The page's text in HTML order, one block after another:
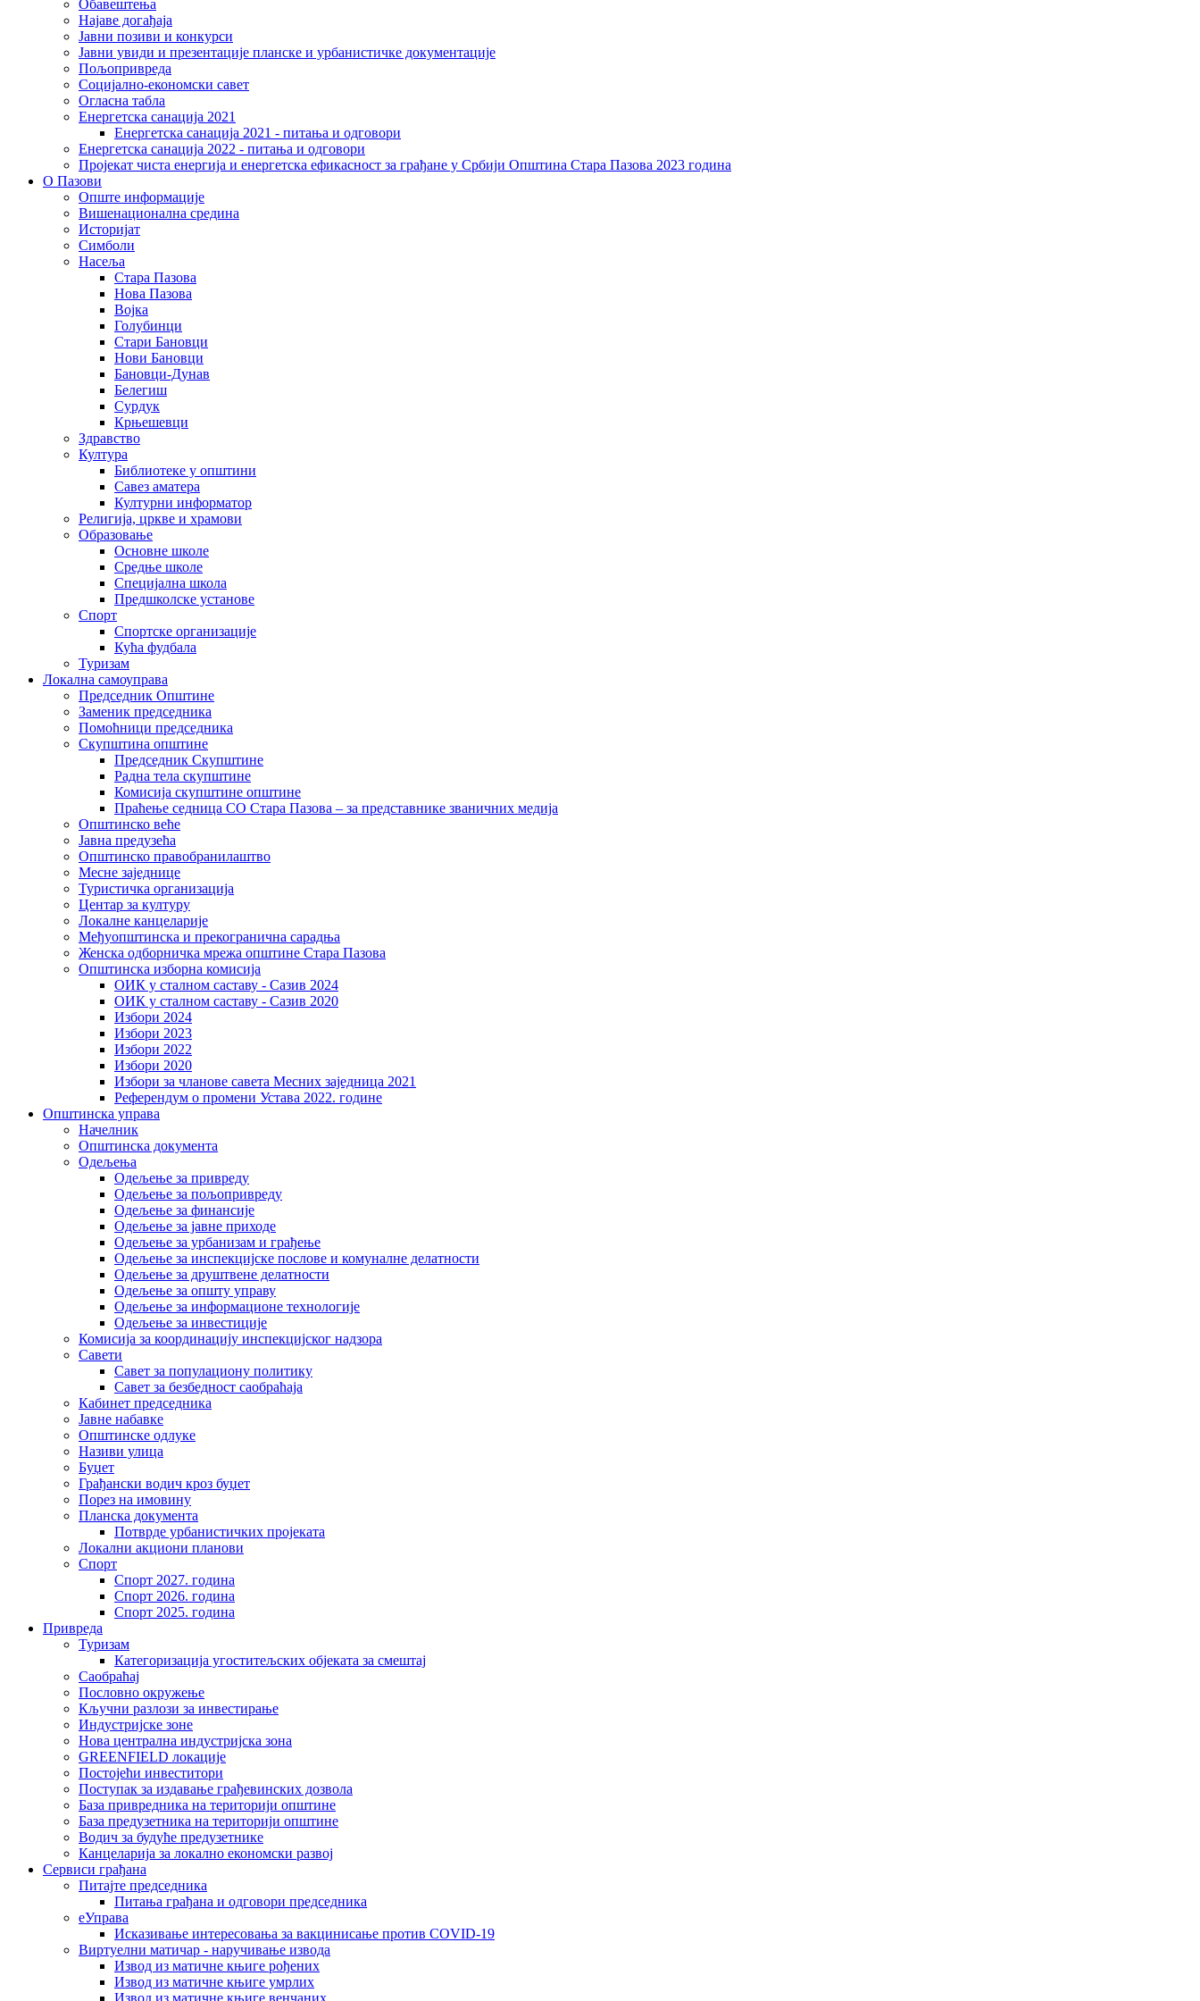
Обавештења
Најаве догађаја
Јавни позиви и конкурси
Јавни увиди и презентације планске и урбанистичке документације
Пољопривреда
Социјално-економски сaвет
Огласна табла
Енергетска санација 2021
Енергетска санација 2021 - питања и одговори
Енергетска санација 2022 - питања и одговори
Пројекат чиста енергија и енергетска ефикасност за грађане у Србији Општина Стара Пазова 2023 година
О Пазови
Опште информације
Вишенационална средина
Историјат
Симболи
Насеља
Стара Пазова
Нова Пазова
Војка
Голубинци
Стари Бановци
Нови Бановци
Бановци-Дунав
Белегиш
Сурдук
Крњешевци
Здравство
Култура
Библиотеке у општини
Савез аматера
Културни информатор
Религија, цркве и храмови
Образовање
Основне школе
Средње школе
Специјална школа
Предшколске установе
Спорт
Спортске организације
Кућа фудбала
Туризам
Локална самоуправа
Председник Општине
Заменик председника
Помоћници председника
Скупштина општине
Председник Скупштине
Радна тела скупштине
Комисија скупштине општине
Праћење седница СО Стара Пазова – за представнике званичних медија
Општинско веће
Јавна предузећа
Општинско правобранилаштво
Месне заједнице
Туристичка организација
Центaр за културу
Локалне канцеларије
Међуопштинска и прекогранична сарадња
Женска одборничка мрежа општине Стара Пазова
Општинска изборна комисија
ОИК у сталном саставу - Сазив 2024
ОИК у сталном саставу - Сазив 2020
Избори 2024
Избори 2023
Избори 2022
Избори 2020
Избори за чланове савета Месних заједница 2021
Референдум о промени Устава 2022. године
Општинска управа
Начелник
Општинска документа
Одељења
Одељење за привреду
Одељење за пољопривреду
Одељење за финансије
Одељење за јавне приходе
Одељење за урбанизам и грађење
Одељење за инспекцијске послове и комуналне делатности
Одељење за друштвене делатности
Одељење за општу управу
Одељење за информационе технологије
Одељење за инвестиције
Комисија за координацију инспекцијског надзора
Савети
Савет за популациону политику
Савет за безбедност саобраћаја
Кабинет председника
Јавне набавке
Општинске одлуке
Називи улица
Буџет
Грађански водич кроз буџет
Порез на имовину
Планска документа
Потврде урбанистичких пројеката
Локални акциони планови
Спорт
Спорт 2027. година
Спорт 2026. година
Спорт 2025. година
Привреда
Туризам
Категоризација угоститељских објеката за смештај
Саобраћај
Пословно окружење
Кључни разлози за инвестирање
Индустријске зоне
Нова централна индустријска зона
GREENFIELD локације
Постојећи инвеститори
Поступак за издавање грађевинских дозвола
База привредника на територији општине
База предузетника на територији општине
Водич за будуће предузетнике
Канцеларија за локално економски развој
Сервиси грађана
Питајте председника
Питања грађана и одговори председника
еУправа
Исказивање интересовања за вакцинисање против COVID-19
Виртуелни матичар - наручивање извода
Извод из матичне књиге рођених
Извод из матичне књиге умрлих
Извод из матичне књиге венчаних